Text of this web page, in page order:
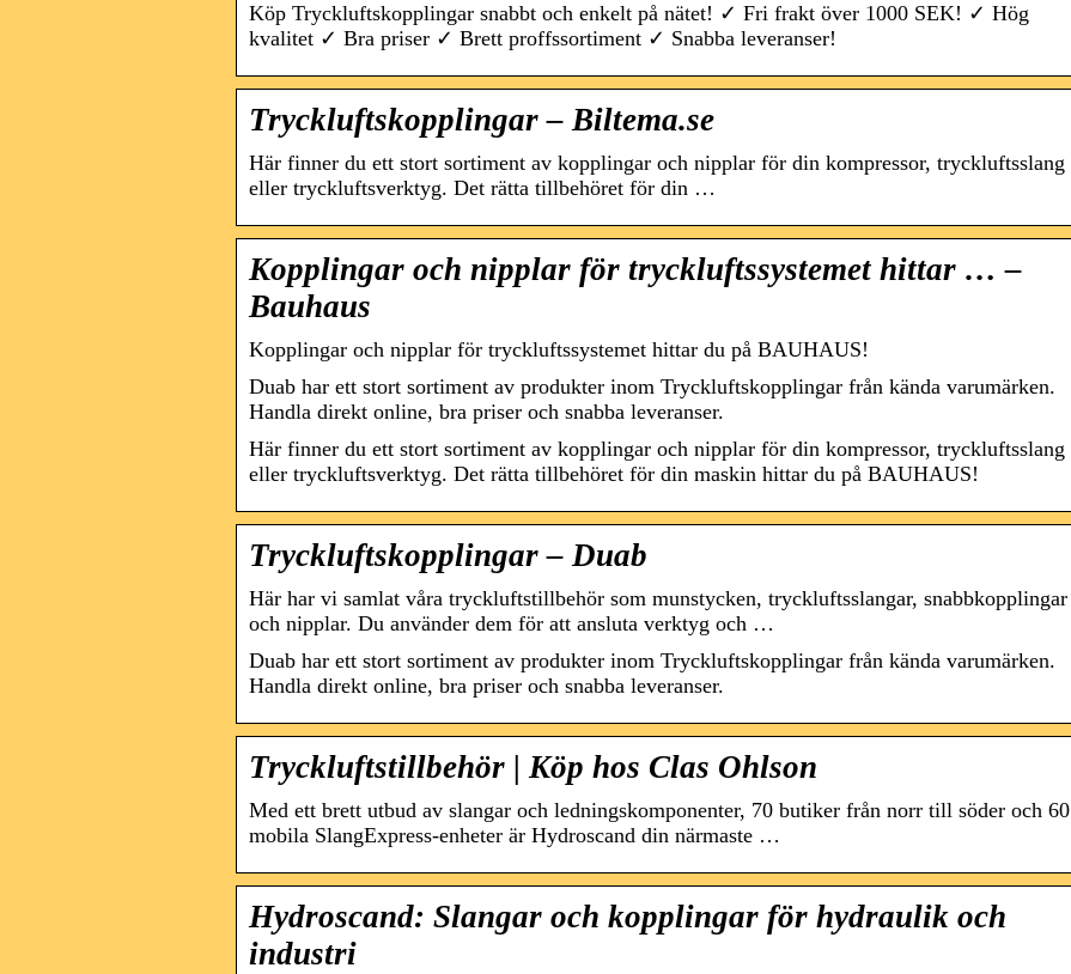
Köp Tryckluftskopplingar snabbt och enkelt på nätet! ✓ Fri frakt över 1000 SEK! ✓ Hög
kvalitet ✓ Bra priser ✓ Brett proffssortiment ✓ Snabba leveranser!
Tryckluftskopplingar – Biltema.se
Här finner du ett stort sortiment av kopplingar och nipplar för din kompressor, tryckluftsslang
eller tryckluftsverktyg. Det rätta tillbehöret för din …
Kopplingar och nipplar för tryckluftssystemet hittar … –
Bauhaus
Kopplingar och nipplar för tryckluftssystemet hittar du på BAUHAUS!
Duab har ett stort sortiment av produkter inom Tryckluftskopplingar från kända varumärken.
Handla direkt online, bra priser och snabba leveranser.
Här finner du ett stort sortiment av kopplingar och nipplar för din kompressor, tryckluftsslang
eller tryckluftsverktyg. Det rätta tillbehöret för din maskin hittar du på BAUHAUS!
Tryckluftskopplingar – Duab
Här har vi samlat våra tryckluftstillbehör som munstycken, tryckluftsslangar, snabbkopplingar
och nipplar. Du använder dem för att ansluta verktyg och …
Duab har ett stort sortiment av produkter inom Tryckluftskopplingar från kända varumärken.
Handla direkt online, bra priser och snabba leveranser.
Tryckluftstillbehör | Köp hos Clas Ohlson
Med ett brett utbud av slangar och ledningskomponenter, 70 butiker från norr till söder och 60
mobila SlangExpress-enheter är Hydroscand din närmaste …
Hydroscand: Slangar och kopplingar för hydraulik och
industri